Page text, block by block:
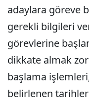
adaylara göreve
gerekli bilgileri
görevlerine
dikkate almak
başlama
belirlenen